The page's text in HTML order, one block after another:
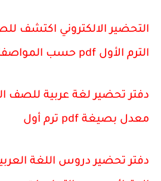
التحضير الالكتروني اكتشف
الترم الأول pdf حسب المواصفات
دفتر تحضير لغة عربية للصف
معدل بصيغة pdf ترم أول
دفتر تحضير دروس اللغة